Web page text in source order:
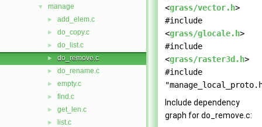
▼ manage
► add_elem.c
► do_copy.c
► do_list.c
► do_remove.c
► do_rename.c
► empty.c
► find.c
► get_len.c
► list.c
<grass/vector.h>
#include
<grass/glocale.h>
#include
<grass/raster3d.h>
#include
Include dependency
graph for do_remove.c: